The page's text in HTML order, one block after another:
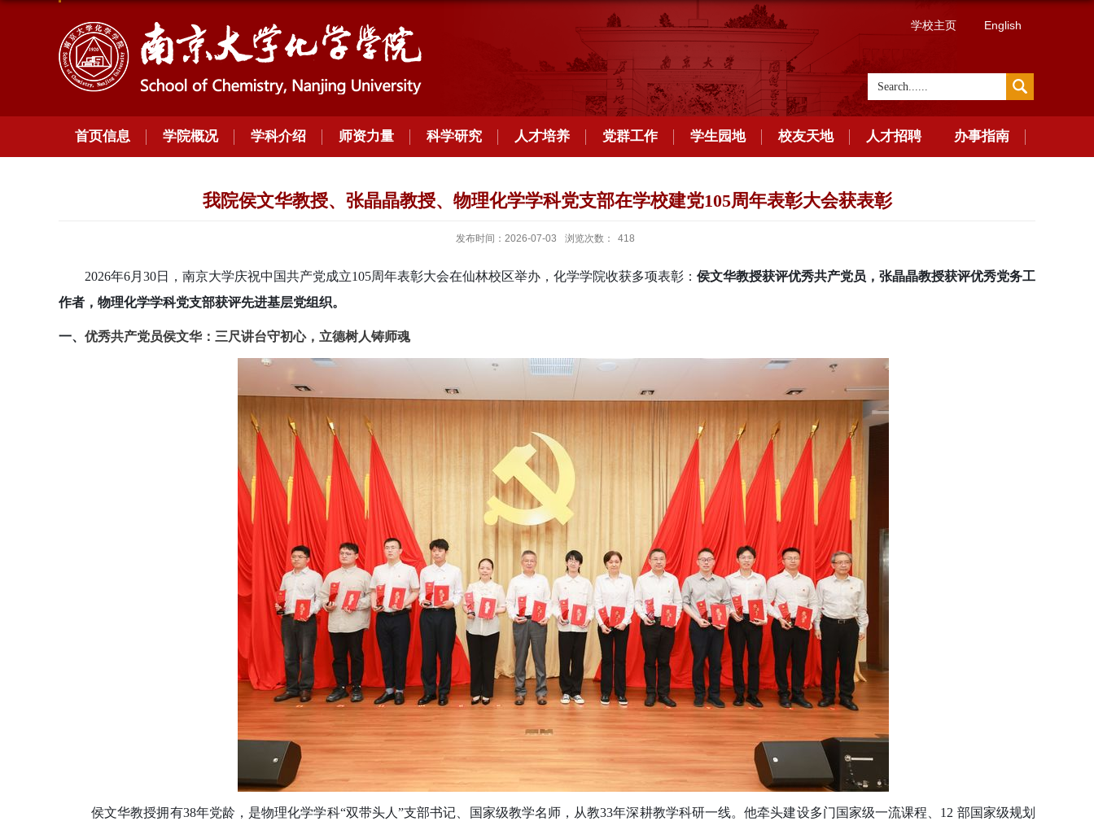
学校主页 English
首页信息 学院概况 学科介绍 师资力量 科学研究 人才培养 党群工作 学生园地 校友天地 人才招聘 办事指南
我院侯文华教授、张晶晶教授、物理化学学科党支部在学校建党105周年表彰大会获表彰
发布时间：2026-07-03 浏览次数： 418
2026年6月30日，南京大学庆祝中国共产党成立105周年表彰大会在仙林校区举办，化学学院收获多项表彰： 侯文华教授获评优秀共产党员，张晶晶教授获评优秀党务工
作者，物理化学学科党支部获评先进基层党组织。
一、 优秀共产党员侯文华：三尺讲台守初心，立德树人铸师魂
侯文华教授拥有38年党龄，是物理化学学科“双带头人”支部书记、国家级教学名师，从教33年深耕教学科研一线。他牵头建设多门国家级一流课程、12 部国家级规划